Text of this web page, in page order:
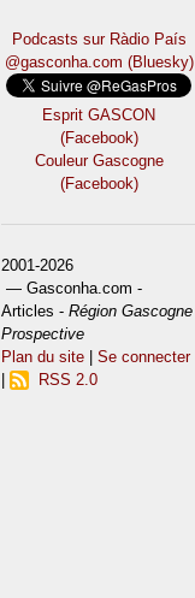
Podcasts sur Ràdio País
@gasconha.com (Bluesky)
Esprit GASCON
(Facebook)
Couleur Gascogne
(Facebook)
2001-2026
— Gasconha.com -
Articles -Région Gascogne
Prospective
Plan du site |Se connecter
RSS 2.0